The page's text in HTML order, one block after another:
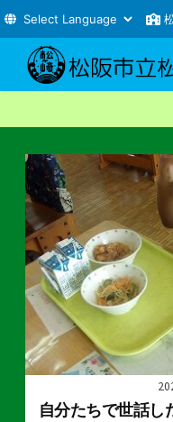
テ
自分たちで世話し